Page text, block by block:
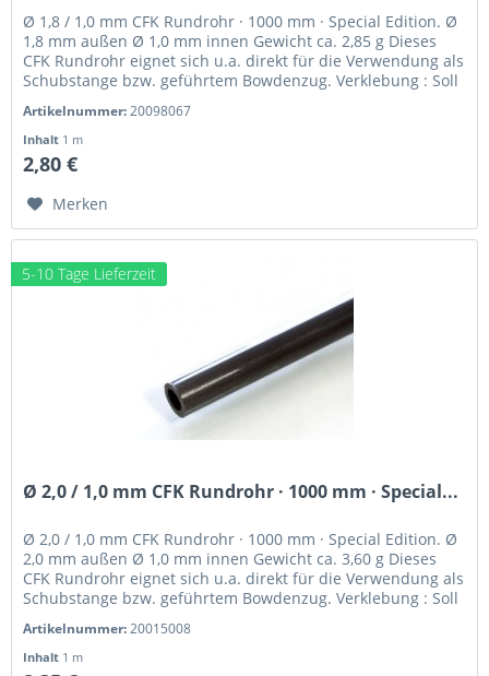
Ø 1,8 / 1,0 mm CFK Rundrohr · 1000 mm · Special Edition. Ø
1,8 mm außen Ø 1,0 mm innen Gewicht ca. 2,85 g Dieses
CFK Rundrohr eignet sich u.a. direkt für die Verwendung als
Schubstange bzw. geführtem Bowdenzug. Verklebung : Soll
Artikelnummer:20098067
Inhalt 1 m
2,80 €
Merken
5-10 Tage Lieferzeit
Ø 2,0 / 1,0 mm CFK Rundrohr · 1000 mm · Special...
Ø 2,0 / 1,0 mm CFK Rundrohr · 1000 mm · Special Edition. Ø
2,0 mm außen Ø 1,0 mm innen Gewicht ca. 3,60 g Dieses
CFK Rundrohr eignet sich u.a. direkt für die Verwendung als
Schubstange bzw. geführtem Bowdenzug. Verklebung : Soll
Artikelnummer:20015008
Inhalt 1 m